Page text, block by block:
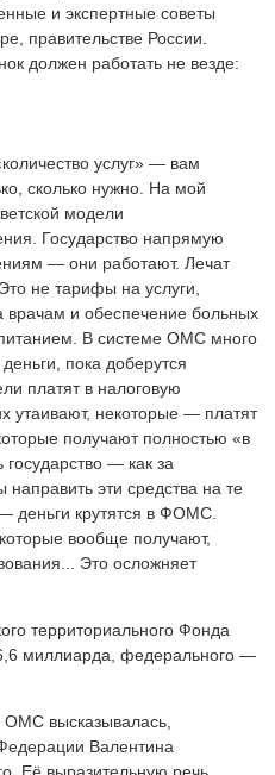
и экспертные советы
правительстве России.
должен работать не везде:
услуг» — вам
сколько нужно. На мой
модели
Государство напрямую
— они работают. Лечат
не тарифы на услуги,
врачам и обеспечение больных
В системе ОМС много
пока доберутся
платят в налоговую
утаивают, некоторые — платят
получают полностью «в
— как за
направить эти средства на те
деньги крутятся в ФОМС.
вообще получают,
Это осложняет
территориального Фонда
миллиарда, федерального —
высказывалась,
Валентина